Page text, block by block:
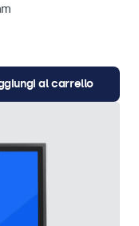
al carrello